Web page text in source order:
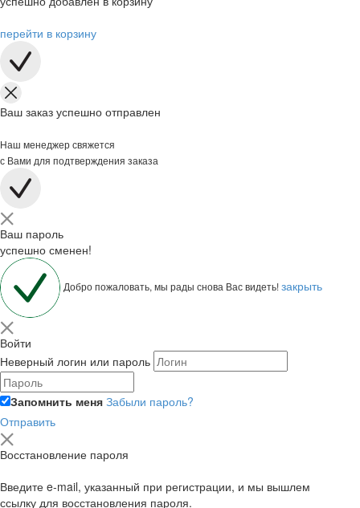
перейти в корзину
Ваш заказ успешно отправлен
Наш менеджер свяжется
с Вами для подтверждения заказа
Ваш пароль
успешно сменен!
Добро пожаловать, мы рады снова Вас видеть!закрыть
Войти
Неверный логин или пароль
Запомнить меня Забыли пароль?
Отправить
Восстановление пароля
Введите e-mail, указанный при регистрации, и мы вышлем
ссылку для восстановления пароля.